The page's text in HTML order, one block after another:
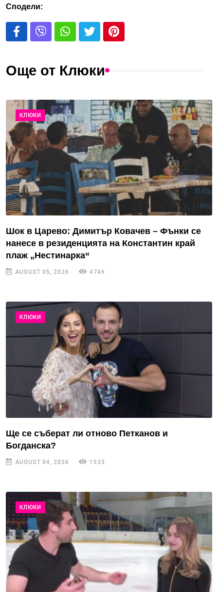
Сподели:
Още от Клюки
КЛЮКИ
Шок в Царево: Димитър Ковачев – Фънки се
нанесе в резиденцията на Константин край
плаж „Нестинарка“
AUGUST 05, 2026 4746
КЛЮКИ
Ще се съберат ли отново Петканов и
Богданска?
AUGUST 04, 2026 1533
КЛЮКИ